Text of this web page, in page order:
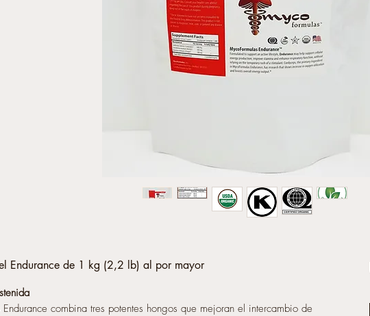
Endurance de 1 kg (2,2 lb) al por mayor
Endurance combina tres potentes hongos que mejoran el intercambio de